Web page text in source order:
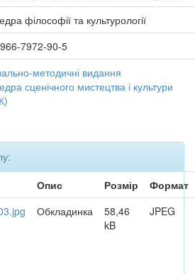
філософії та культурології
7972-90-5
методичні видання
сценічного мистецтва і культури
Опис Розмір
Формат
Обкладинка
58,46
kB
JPEG